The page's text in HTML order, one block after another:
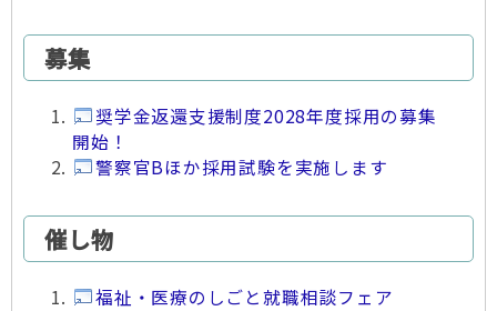
募集
奨学金返還支援制度2028年度採用の募集
開始！
警察官Bほか採用試験を実施します
催し物
福祉・医療のしごと就職相談フェア